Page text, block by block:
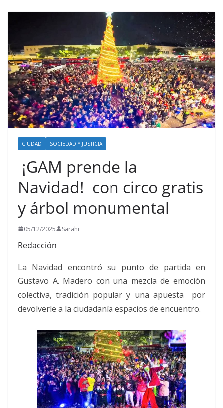
CIUDAD SOCIEDAD Y JUSTICIA
¡GAM prende la
Navidad! con circo gratis
y árbol monumental
05/12/2025 Sarahi
Redacción
La Navidad encontró su punto de partida en
Gustavo A. Madero con una mezcla de emoción
colectiva, tradición popular y una apuesta por
devolverle a la ciudadanía espacios de encuentro.